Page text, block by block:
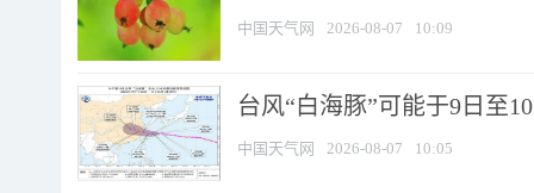
中国天气网 2026-08-07 10:09
台风“白海豚”可能于9日至
中国天气网 2026-08-07 10:05